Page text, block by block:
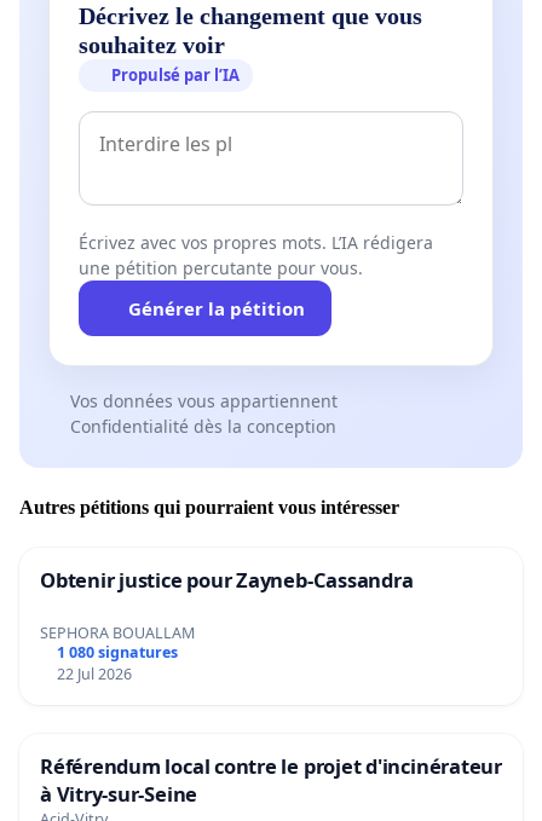
Décrivez le changement que vous
souhaitez voir
Propulsé par l’IA
Écrivez avec vos propres mots. L’IA rédigera
une pétition percutante pour vous.
Générer la pétition
Vos données vous appartiennent
Confidentialité dès la conception
Autres pétitions qui pourraient vous intéresser
Obtenir justice pour Zayneb-Cassandra
SEPHORA BOUALLAM
1 080 signatures
22 Jul 2026
Référendum local contre le projet d'incinérateur
à Vitry-sur-Seine